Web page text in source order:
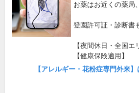
お薬はお近くの薬局
登園許可証・診断書
【夜間休日・全国エ
【健康保険適用】
【アレルギー・花粉症専門外来】